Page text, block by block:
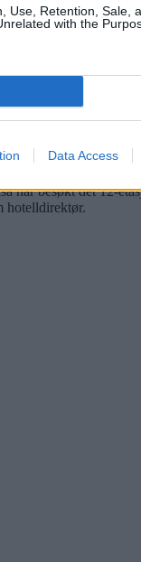
Use, Retention, Sale,
with the
Data Access
besøkt det 12-
hotelldirektør.